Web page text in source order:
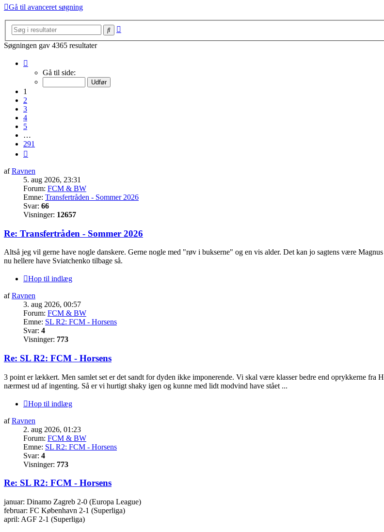
Gå til avanceret søgning
Søg
Søgningen gav 4365 resultater
Gå til side:
1
2
3
4
5
…
291
afRavnen
5. aug 2026, 23:31
Forum: FCM & BW
Emne: Transfertråden - Sommer 2026
Svar: 66
Visninger: 12657
Re: Transfertråden - Sommer 2026
Altså jeg vil gerne have nogle danskere. Gerne nogle med "røv i bukserne" og en vis alder. Det kan jo sagtens være
nu hellere have Sviatchenko tilbage så.
Hop til indlæg
afRavnen
3. aug 2026, 00:57
Forum: FCM & BW
Emne: SL R2: FCM - Horsens
Svar: 4
Visninger: 773
Re: SL R2: FCM - Horsens
3 point er lækkert. Men samlet set er det sandt for dyden ikke imponerende. Vi skal være klasser bedre end oprykkerne fra
nærmest ud af ingenting. Så er vi hurtigt shaky igen og kunne med lidt modvind have stået ...
Hop til indlæg
afRavnen
2. aug 2026, 01:23
Forum: FCM & BW
Emne: SL R2: FCM - Horsens
Svar: 4
Visninger: 773
Re: SL R2: FCM - Horsens
januar: Dinamo Zagreb 2-0 (Europa League)
februar: FC København 2-1 (Superliga)
april: AGF 2-1 (Superliga)